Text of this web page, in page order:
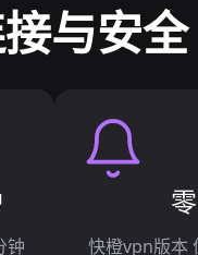
与安全
钟 快橙vpn版本